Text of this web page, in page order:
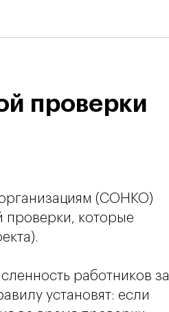
проверки
(СОНКО)
проверки, которые
работников за
установят: если